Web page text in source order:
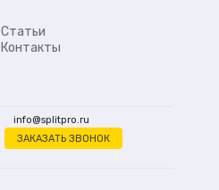
Статьи
Контакты
info@splitpro.ru
ЗАКАЗАТЬ ЗВОНОК